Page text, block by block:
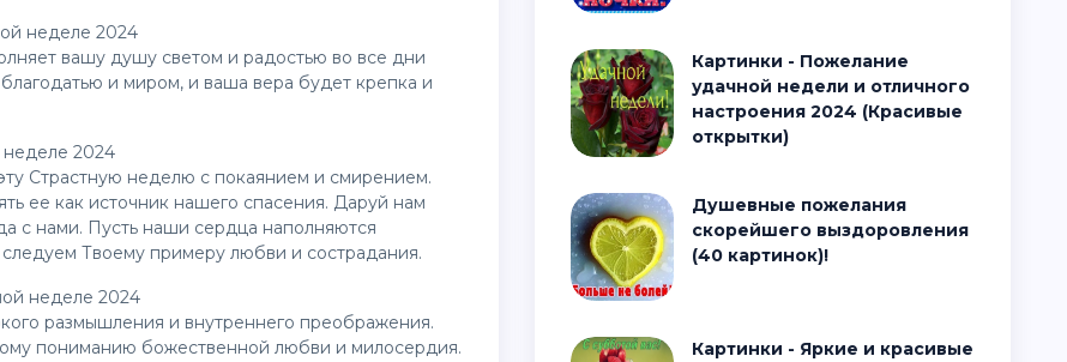
неделе 2024
вашу душу светом и радостью во все дни
и миром, и ваша вера будет крепка и
неделе 2024
Страстную неделю с покаянием и смирением.
ее как источник нашего спасения. Даруй нам
с нами. Пусть наши сердца наполняются
Твоему примеру любви и сострадания.
неделе 2024
размышления и внутреннего преображения.
пониманию божественной любви и милосердия.
Картинки - Пожелание
удачной недели и отличного
настроения 2024 (Красивые
открытки)
Душевные пожелания
скорейшего выздоровления
(40 картинок)!
Картинки - Яркие и красивые